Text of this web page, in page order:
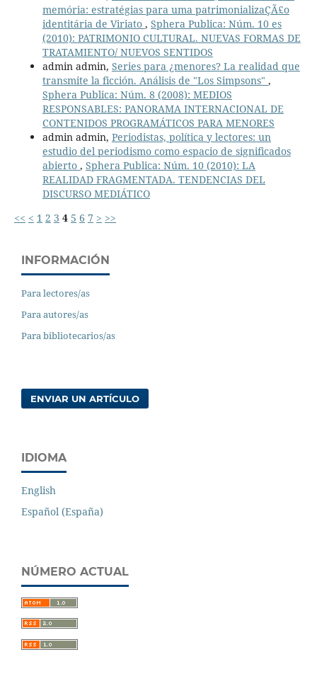
memória: estratégias para uma patrimonializaÇÃ£o
identitária de Viriato , Sphera Publica: Núm. 10 es
(2010): PATRIMONIO CULTURAL. NUEVAS FORMAS DE
TRATAMIENTO/ NUEVOS SENTIDOS
admin admin, Series para ¿menores? La realidad que
transmite la ficción. Análisis de "Los Simpsons" ,
Sphera Publica: Núm. 8 (2008): MEDIOS
RESPONSABLES: PANORAMA INTERNACIONAL DE
CONTENIDOS PROGRAMÁTICOS PARA MENORES
admin admin, Periodistas, política y lectores: un
estudio del periodismo como espacio de significados
abierto , Sphera Publica: Núm. 10 (2010): LA
REALIDAD FRAGMENTADA. TENDENCIAS DEL
DISCURSO MEDIÁTICO
<< < 1 2 3 4 5 6 7 > >>
INFORMACIÓN
Para lectores/as
Para autores/as
Para bibliotecarios/as
ENVIAR UN ARTÍCULO
IDIOMA
English
Español (España)
NÚMERO ACTUAL